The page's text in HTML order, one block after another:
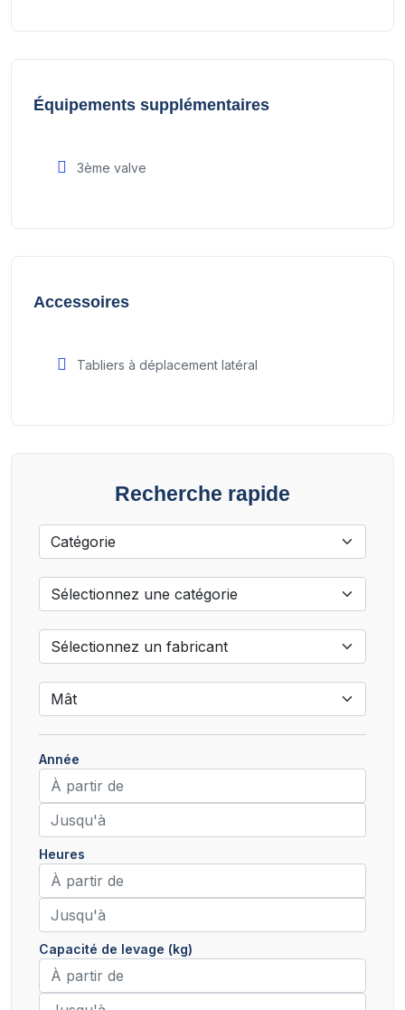
Équipements supplémentaires
3ème valve
Accessoires
Tabliers à déplacement latéral
Recherche rapide
Année
Heures
Capacité de levage (kg)